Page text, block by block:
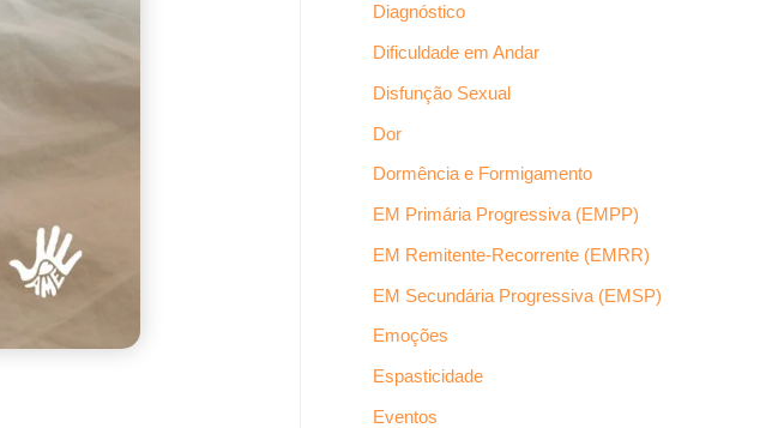
Diagnóstico
Dificuldade em Andar
Disfunção Sexual
Dor
Dormência e Formigamento
EM Primária Progressiva (EMPP)
EM Remitente-Recorrente (EMRR)
EM Secundária Progressiva (EMSP)
Emoções
Espasticidade
Eventos